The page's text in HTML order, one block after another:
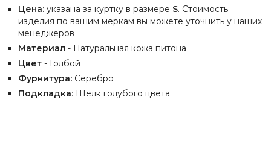
Цена: указана за куртку в размере S. Стоимость
изделия по вашим меркам вы можете уточнить у наших
менеджеров
Материал - Натуральная кожа питона
Цвет - Голбой
Фурнитура: Серебро
Подкладка: Шёлк голубого цвета